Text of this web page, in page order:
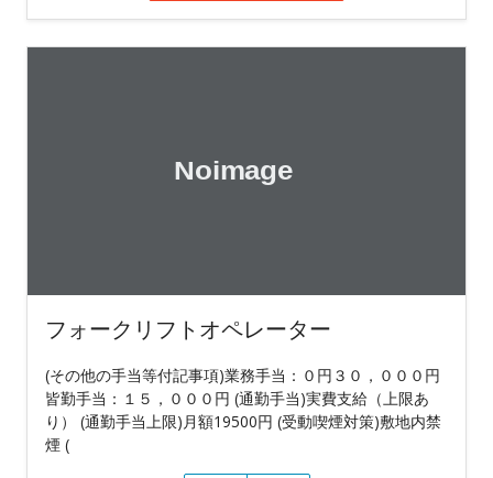
フォークリフトオペレーター
(その他の手当等付記事項)業務手当：０円３０，０００円
皆勤手当：１５，０００円 (通勤手当)実費支給（上限あ
り） (通勤手当上限)月額19500円 (受動喫煙対策)敷地内禁
煙 (